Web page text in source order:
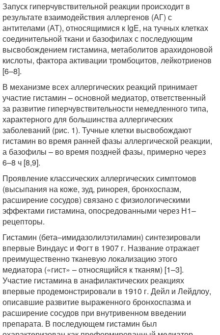
Запуск гиперчувствительной реакции происходит в
результате взаимодействия аллергенов (АГ) с
антителами (АТ), относящимися к IgE, на тучных клетках
соединительной ткани и базофилах с последующим
высвобождением гистамина, метаболитов арахидоновой
кислоты, фактора активации тромбоцитов, лейкотриенов
[6–8].
В механизме всех аллергических реакций принимает
участие гистамин – основной медиатор, ответственный
за развитие гиперчувствительности немедленного типа,
характерного для большинства аллергических
заболеваний (рис. 1). Тучные клетки высвобождают
гистамин во время ранней фазы аллергической реакции,
а базофилы – во время поздней фазы, примерно через
6–8 ч [8,9].
Проявление классических аллергических симптомов
(высыпания на коже, зуд, ринорея, бронхоспазм,
расширение сосудов) связано с физиологическими
эффектами гистамина, опосредованными через Н1–
рецепторы.
Гистамин (бета–имидазолилэтиламин) синтезировали
впервые Виндаус и Фогт в 1907 г. Название отражает
преимущественно тканевую локализацию этого
медиатора («гист» – относящийся к тканям) [1–3].
Участие гистамина в анафилактических реакциях
впервые продемонстрировали в 1910 г. Дейл и Лейдлоу,
описавшие развитие выраженного бронхоспазма и
расширение сосудов при внутривенном введении
препарата. В последующем гистамин был